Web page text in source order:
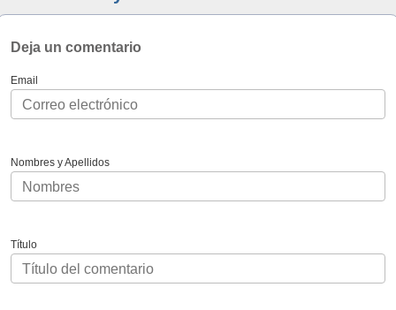
Deja un comentario
Email
Nombres y Apellidos
Título